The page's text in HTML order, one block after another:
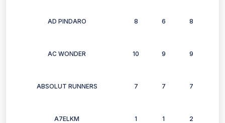
AD PINDARO 8 6 8
AC WONDER 10 9 9
ABSOLUT RUNNERS 7 7 7
A7ELKM 1 1 2